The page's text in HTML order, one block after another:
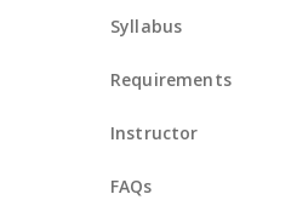
Syllabus
Requirements
Instructor
FAQs